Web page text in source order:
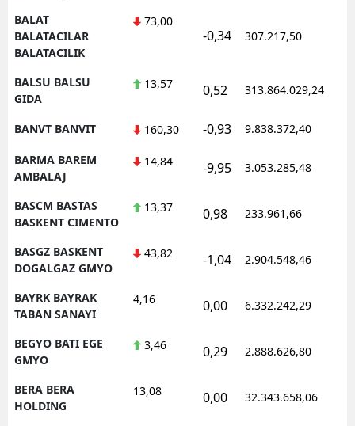
BALAT
BALATACILAR
BALATACILIK
73,00
-0,34 307.217,50
BALSU BALSU
GIDA
13,57 0,52 313.864.029,24
BANVT BANVIT 160,30 -0,93 9.838.372,40
BARMA BAREM
AMBALAJ
14,84 -9,95 3.053.285,48
BASCM BASTAS
BASKENT CIMENTO
13,37 0,98 233.961,66
BASGZ BASKENT
DOGALGAZ GMYO
43,82 -1,04 2.904.548,46
BAYRK BAYRAK
TABAN SANAYI
4,16 0,00 6.332.242,29
BEGYO BATI EGE
GMYO
3,46 0,29 2.888.626,80
BERA BERA
HOLDING
13,08 0,00 32.343.658,06